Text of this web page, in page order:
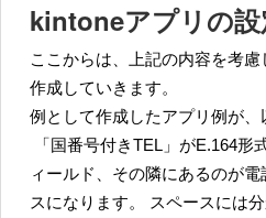
kintoneアプリの設
ここからは、上記の内容を考
作成していきます。
例として作成したアプリ例が、
「国番号付きTEL」がE.164形
ィールド、その隣にあるのが
スになります。 スペースには